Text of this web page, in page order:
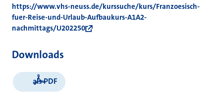
https://www.vhs-neuss.de/kurssuche/kurs/Franzoesisch-
fuer-Reise-und-Urlaub-Aufbaukurs-A1A2-
nachmittags/U202250
Downloads
als PDF